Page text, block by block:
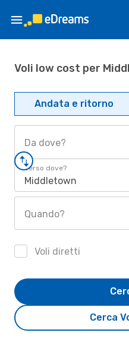
Voli low cost per
Andata e ritorno
Da dove?
Verso dove?
Middletown
Quando?
Voli diretti
Cerca